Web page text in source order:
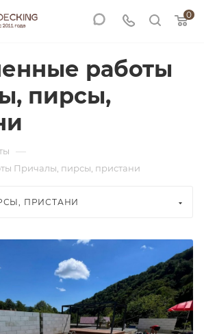
0
работы
пирсы,
—
Причалы, пирсы, пристани
ПРИСТАНИ